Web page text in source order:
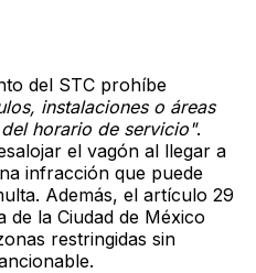
del STC prohíbe
instalaciones o áreas
horario de servicio".
el vagón al llegar a
infracción que puede
Además, el artículo 29
de la Ciudad de México
restringidas sin